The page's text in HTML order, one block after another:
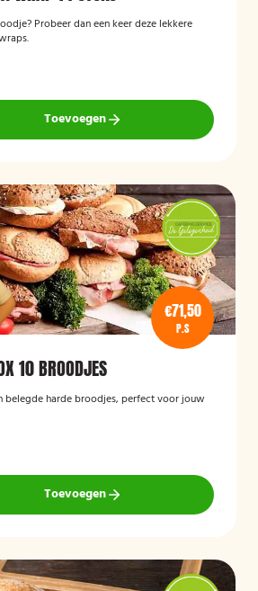
Probeer dan een keer deze lekkere
Toevoegen
€71,50
P.S
10 BROODJES
belegde harde broodjes, perfect voor jouw
Toevoegen